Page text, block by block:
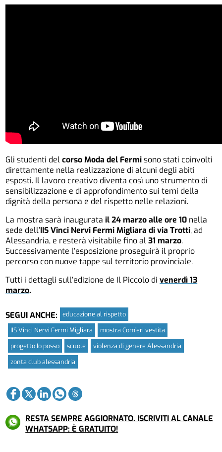
Gli studenti delcorso Moda del Fermisono stati coinvolti
direttamente nella realizzazione di alcuni degli abiti
esposti. Il lavoro creativo diventa così uno strumento di
sensibilizzazione e di approfondimento sui temi della
dignità della persona e del rispetto nelle relazioni.
La mostra sarà inauguratail 24 marzo alle ore 10 nella
sede dell’IIS Vinci Nervi Fermi Migliara di via Trotti, ad
Alessandria, e resterà visitabile fino al31 marzo.
Successivamente l’esposizione proseguirà il proprio
percorso con nuove tappe sul territorio provinciale.
Tutti i dettagli sull’edizione de Il Piccolo divenerdì 13
marzo.
SEGUI ANCHE:
educazione al rispetto
IIS Vinci Nervi Fermi Migliara
mostra Com’eri vestita
progetto Io posso
scuole
violenza di genere Alessandria
zonta club alessandria
RESTA SEMPRE AGGIORNATO. ISCRIVITI AL CANALE
WHATSAPP: È GRATUITO!